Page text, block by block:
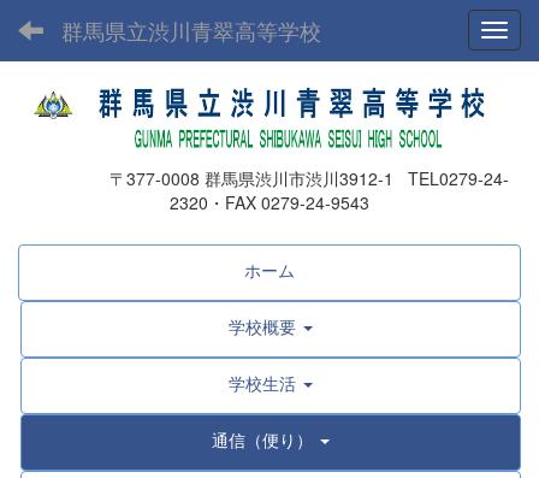
群馬県立渋川青翠高等学校
〒377-0008 群馬県渋川市渋川3912-1 TEL0279-24-
2320・FAX 0279-24-9543
ホーム
学校概要
学校生活
通信（便り）